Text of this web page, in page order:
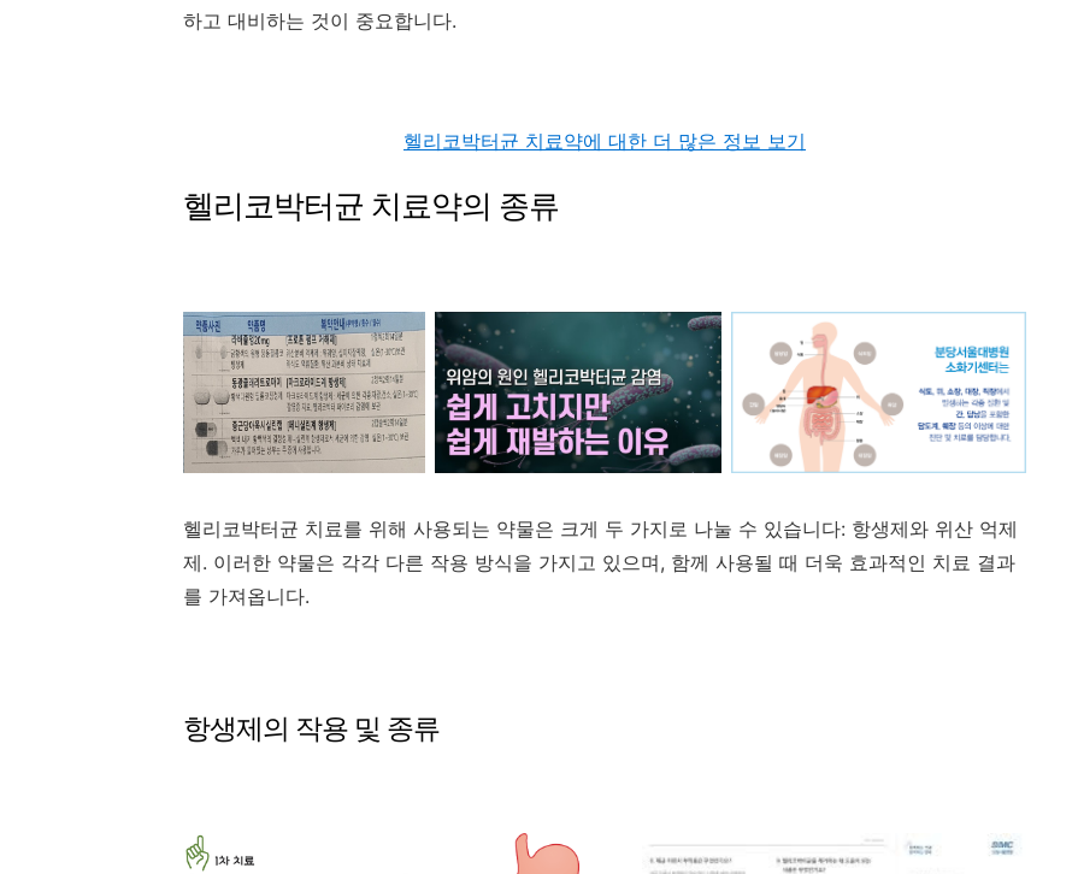
하고 대비하는 것이 중요합니다.
헬리코박터균 치료약에 대한 더 많은 정보 보기
헬리코박터균 치료약의 종류
헬리코박터균 치료를 위해 사용되는 약물은 크게 두 가지로 나눌 수 있습니다: 항생제와 위산 억제
제. 이러한 약물은 각각 다른 작용 방식을 가지고 있으며, 함께 사용될 때 더욱 효과적인 치료 결과
를 가져옵니다.
항생제의 작용 및 종류